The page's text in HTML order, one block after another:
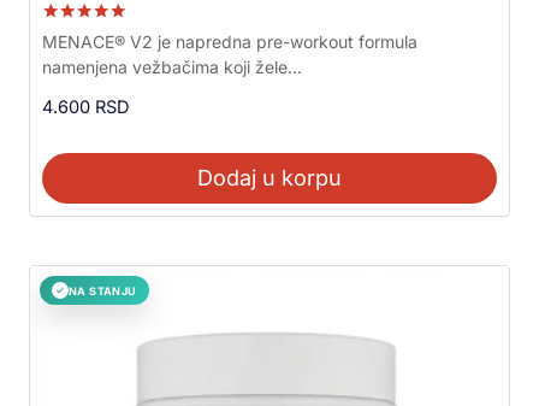
Ocenjeno sa
5.00
od 5
MENACE® V2 je napredna pre-workout formula
namenjena vežbačima koji žele...
4.600 RSD
Dodaj u korpu
✓ NA STANJU